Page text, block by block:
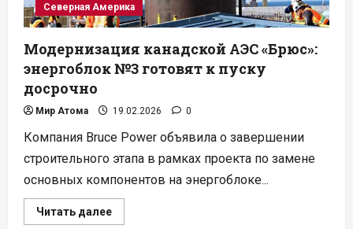
Северная Америка
Модернизация канадской АЭС «Брюс»:
энергоблок №3 готовят к пуску
досрочно
Мир Атома 19.02.2026 0
Компания Bruce Power объявила о завершении
строительного этапа в рамках проекта по замене
основных компонентов на энергоблоке...
Читать далееПрочитать
больше